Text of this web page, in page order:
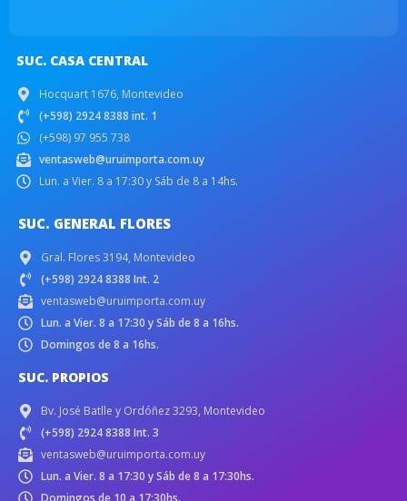
SUC. CASA CENTRAL
Hocquart 1676, Montevideo
(+598) 2924 8388 int. 1
(+598) 97 955 738
ventasweb@uruimporta.com.uy
Lun. a Vier. 8 a 17:30 y Sáb de 8 a 14hs.
SUC. GENERAL FLORES
Gral. Flores 3194, Montevideo
(+598) 2924 8388 Int. 2
ventasweb@uruimporta.com.uy
Lun. a Vier. 8 a 17:30 y Sáb de 8 a 16hs.
Domingos de 8 a 16hs.
SUC. PROPIOS
Bv. José Batlle y Ordóñez 3293, Montevideo
(+598) 2924 8388 Int. 3
ventasweb@uruimporta.com.uy
Lun. a Vier. 8 a 17:30 y Sáb de 8 a 17:30hs.
Domingos de 10 a 17:30hs.